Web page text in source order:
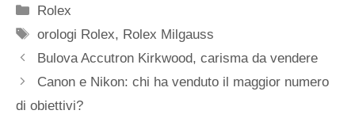
Categorie
Rolex
Tag
orologi Rolex, Rolex Milgauss
Navigazione
articolo
Bulova Accutron Kirkwood, carisma da vendere
Canon e Nikon: chi ha venduto il maggior numero
di obiettivi?